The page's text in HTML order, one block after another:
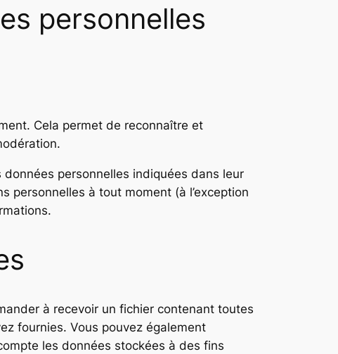
personnelles
Cela permet de reconnaître et
personnelles indiquées dans leur
personnelles à tout moment (à l’exception
à recevoir un fichier contenant toutes
fournies. Vous pouvez également
les données stockées à des fins